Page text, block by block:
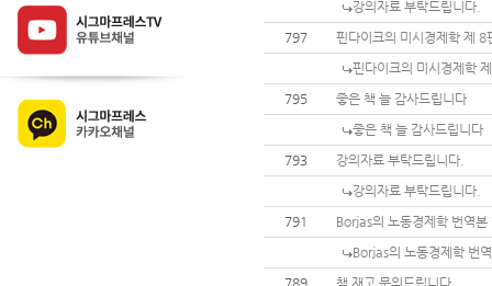
강의자료 부탁드립니다.
797
핀다이크의 미시경제학 제 8
핀다이크의 미시경제학
795
좋은 책 늘 감사드립니다
좋은 책 늘 감사드립니다
793
강의자료 부탁드립니다.
강의자료 부탁드립니다.
791
Borjas의 노동경제학 번역
Borjas의 노동경제학 번
789
책 재고 문의드립니다.